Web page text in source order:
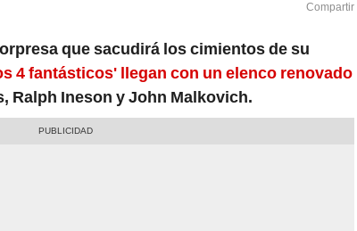
Compartir
que sacudirá los cimientos de su
4 fantásticos' llegan con un elenco renovado
Ralph Ineson y John Malkovich.